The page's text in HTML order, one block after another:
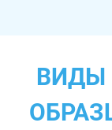
ВИДЫ